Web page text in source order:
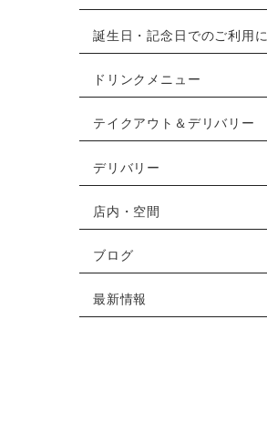
誕生日・記念日でのご利用に
ドリンクメニュー
テイクアウト＆デリバリー
デリバリー
店内・空間
ブログ
最新情報